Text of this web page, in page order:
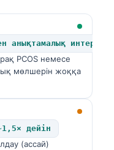
анықтамалық интервал
PCOS немесе
мөлшерін жоққа
дейін
(ассай)